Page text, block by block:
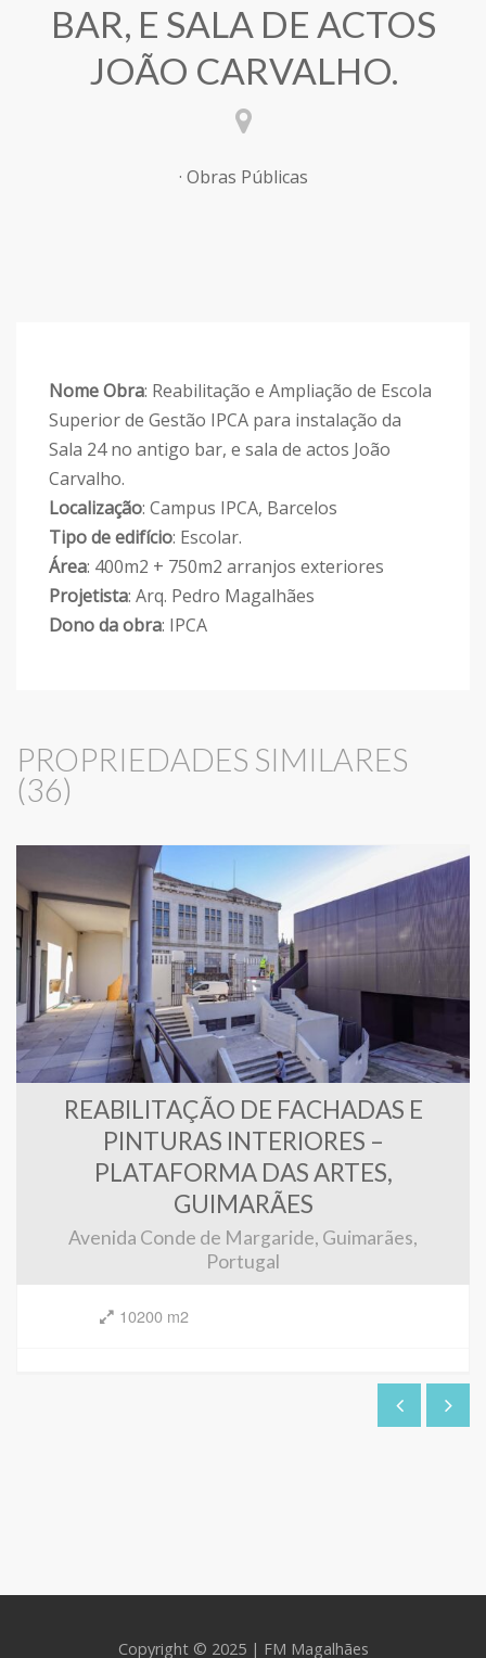
BAR, E SALA DE ACTOS
JOÃO CARVALHO.
· Obras Públicas
Nome Obra: Reabilitação e Ampliação de Escola
Superior de Gestão IPCA para instalação da
Sala 24 no antigo bar, e sala de actos João
Carvalho.
Localização: Campus IPCA, Barcelos
Tipo de edifício: Escolar.
Área: 400m2 + 750m2 arranjos exteriores
Projetista: Arq. Pedro Magalhães
Dono da obra: IPCA
PROPRIEDADES SIMILARES
(36)
REABILITAÇÃO DE FACHADAS E
PINTURAS INTERIORES –
PLATAFORMA DAS ARTES,
GUIMARÃES
Avenida Conde de Margaride, Guimarães,
Portugal
10200 m2
Copyright © 2025 | FM Magalhães